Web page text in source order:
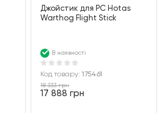
Джойстик для PC Hotas
Warthog Flight Stick
В наявності
Код товару:175461
18 333 грн
17 888 грн